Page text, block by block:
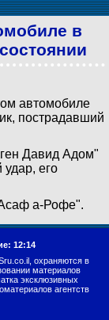
в
автомобиле
пострадавший
Давид Адом"
удар, его
а-Рофе".
12:14
охраняются в
материалов
эксклюзивных
агентств